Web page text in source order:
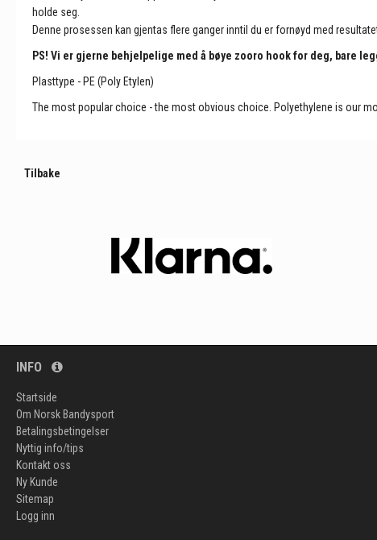
holde seg.
Denne prosessen kan gjentas flere ganger inntil du er fornøyd med
PS! Vi er gjerne behjelpelige med å bøye zooro hook for deg, bare
Plasttype - PE (Poly Etylen)
The most popular choice - the most obvious choice. Polyethylene is our
Tilbake
INFO
Startside
Om Norsk Bandysport
Betalingsbetingelser
Nyttig info/tips
Kontakt oss
Ny Kunde
Sitemap
Logg inn